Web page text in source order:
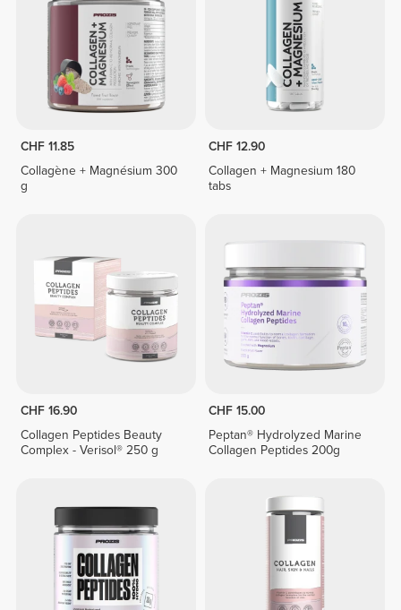
CHF 11.85
Collagène + Magnésium 300
g
CHF 12.90
Collagen + Magnesium 180
tabs
CHF 16.90
Collagen Peptides Beauty
Complex - Verisol® 250 g
CHF 15.00
Peptan® Hydrolyzed Marine
Collagen Peptides 200g